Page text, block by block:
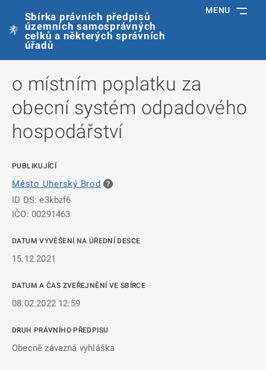
Sbírka právních předpisů
územních samosprávných
celků a některých správních
úřadů
MENU
o místním poplatku za
obecní systém odpadového
hospodářství
PUBLIKUJÍCÍ
Město Uherský Brod
ID DS: e3kbzf6
IČO: 00291463
DATUM VYVĚŠENÍ NA ÚŘEDNÍ DESCE
15.12.2021
DATUM A ČAS ZVEŘEJNĚNÍ VE SBÍRCE
08.02.2022 12:59
DRUH PRÁVNÍHO PŘEDPISU
Obecně závazná vyhláška